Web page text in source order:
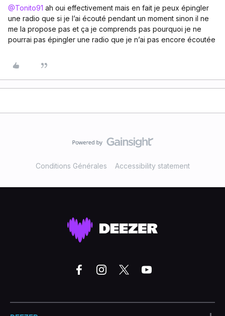
@Tonito91 ah oui effectivement mais en fait je peux épingler
une radio que si je l’ai écouté pendant un moment sinon il ne
me la propose pas et ça je comprends pas pourquoi je ne
pourrai pas épingler une radio que je n’ai pas encore écoutée
Conditions Générales Accessibility statement